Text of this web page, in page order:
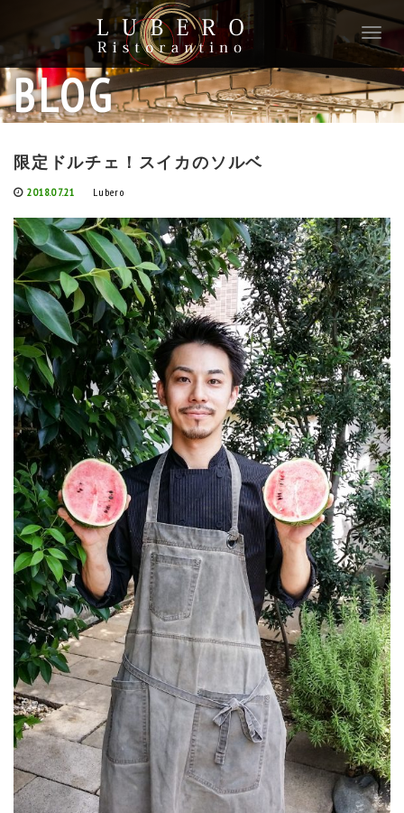
T
o
g
g
l
g
a
t
i
o
n
BLOG
限定ドルチェ！スイカのソルベ
2018.07.21 Lubero